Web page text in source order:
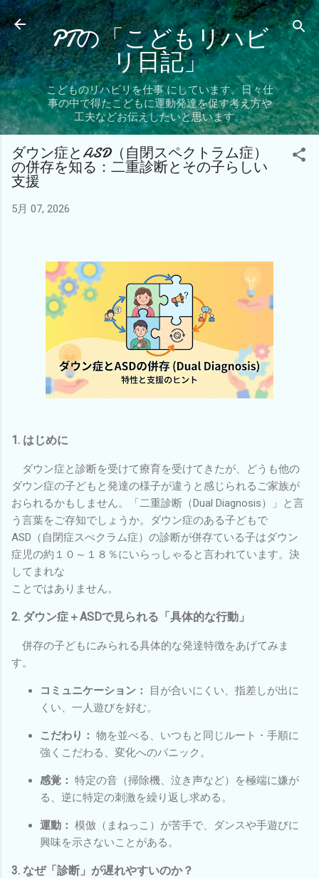
スキップしてメイン コンテンツに移動
PTの「こどもリハビ
リ日記」
こどものリハビリを仕事 にしています。日々仕
事の中で得たこどもに運動発達を促す考え方や
工夫などお伝えしたいと思います。
ダウン症とASD（自閉スペクトラム症）
の併存を知る：二重診断とその子らしい
支援
5月 07, 2026
1. はじめに
ダウン症と診断を受けて療育を受けてきたが、どうも他の
ダウン症の子どもと発達の様子が違うと感じられるご家族が
おられるかもしません。「二重診断（Dual Diagnosis）」と言
う言葉をご存知でしょうか。ダウン症のある子どもで
ASD（自閉症スぺクラム症）の診断が併存ている子はダウン
症児の約１０～１８％にいらっしゃると言われています。決
してまれな
ことではありません。
2. ダウン症＋ASDで見られる「具体的な行動」
併存の子どもにみられる具体的な発達特徴をあげてみま
す。
コミュニケーション：
目が合いにくい、指差しが出に
くい、一人遊びを好む。
こだわり： 物を並べる、いつもと同じルート・手順に
強くこだわる、変化へのパニック。
感覚： 特定の音（掃除機、泣き声など）を極端に嫌が
る、逆に特定の刺激を繰り返し求める。
運動： 模倣（まねっこ）が苦手で、ダンスや手遊びに
興味を示さないことがある。
3. なぜ「診断」が遅れやすいのか？